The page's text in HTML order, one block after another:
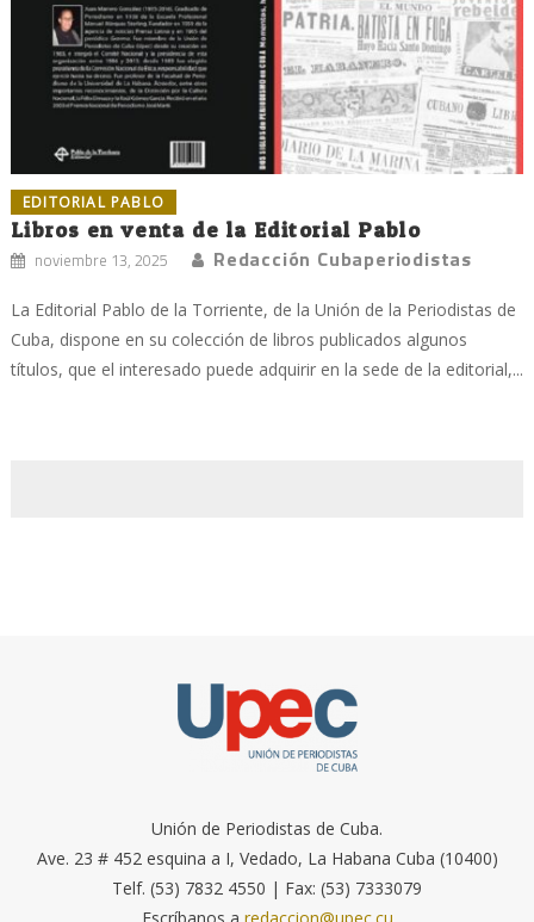
EDITORIAL PABLO
Libros en venta de la Editorial Pablo
noviembre 13, 2025 Redacción Cubaperiodistas
La Editorial Pablo de la Torriente, de la Unión de la Periodistas de
Cuba, dispone en su colección de libros publicados algunos
títulos, que el interesado puede adquirir en la sede de la editorial,...
Unión de Periodistas de Cuba.
Ave. 23 # 452 esquina a I, Vedado, La Habana Cuba (10400)
Telf. (53) 7832 4550 | Fax: (53) 7333079